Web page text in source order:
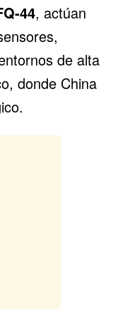
44, actúan
de alta
donde China